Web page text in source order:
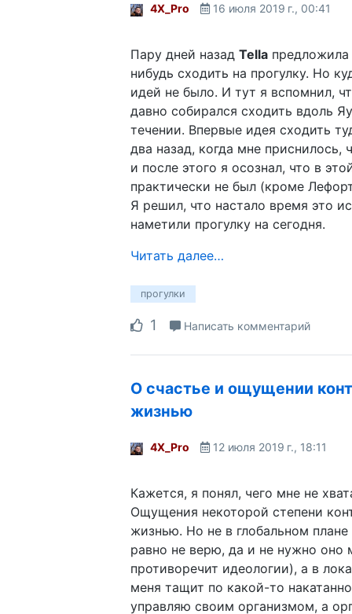
4X_Pro 16 июля 2019 г., 00:41
Пару дней назад Tella предложила
нибудь сходить на прогулку. Но
идей не было. И тут я вспомнил,
давно собирался сходить вдоль
течении. Впервые идея сходить
два назад, когда мне приснилось,
и после этого я осознал, что в
практически не был (кроме
Я решил, что настало время это
наметили прогулку на сегодня.
Читать далее…
прогулки
1 Написать комментарий
О счастье и ощущении
жизнью
4X_Pro 12 июля 2019 г., 18:11
Кажется, я понял, чего мне не
Ощущения некоторой степени
жизнью. Но не в глобальном плане
равно не верю, да и не нужно оно
противоречит идеологии), а в
меня тащит по какой-то
управляю своим организмом, а